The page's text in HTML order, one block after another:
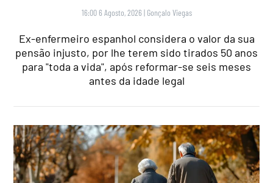
16:00 6 Agosto, 2026 | Gonçalo Viegas
Ex-enfermeiro espanhol considera o valor da sua
pensão injusto, por lhe terem sido tirados 50 anos
para "toda a vida", após reformar-se seis meses
antes da idade legal